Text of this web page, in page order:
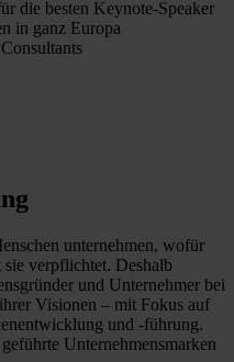
die besten Keynote-Speaker
in ganz Europa
unternehmen, wofür
verpflichtet. Deshalb
und Unternehmer bei
Visionen – mit Fokus auf
und -führung.
Unternehmensmarken